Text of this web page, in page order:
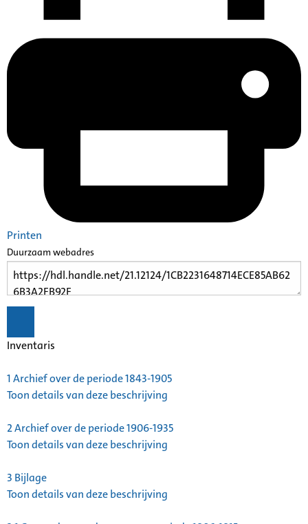
Printen
Duurzaam webadres
Inventaris
1Archief over de periode 1843-1905
Toon details van deze beschrijving
2Archief over de periode 1906-1935
Toon details van deze beschrijving
3 Bijlage
Toon details van deze beschrijving